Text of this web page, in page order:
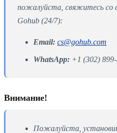
пожалуйста, свяжитесь со
Gohub (24/7):
Email: cs@gohub.com
WhatsApp: +1 (302)
Внимание!
Пожалуйста,